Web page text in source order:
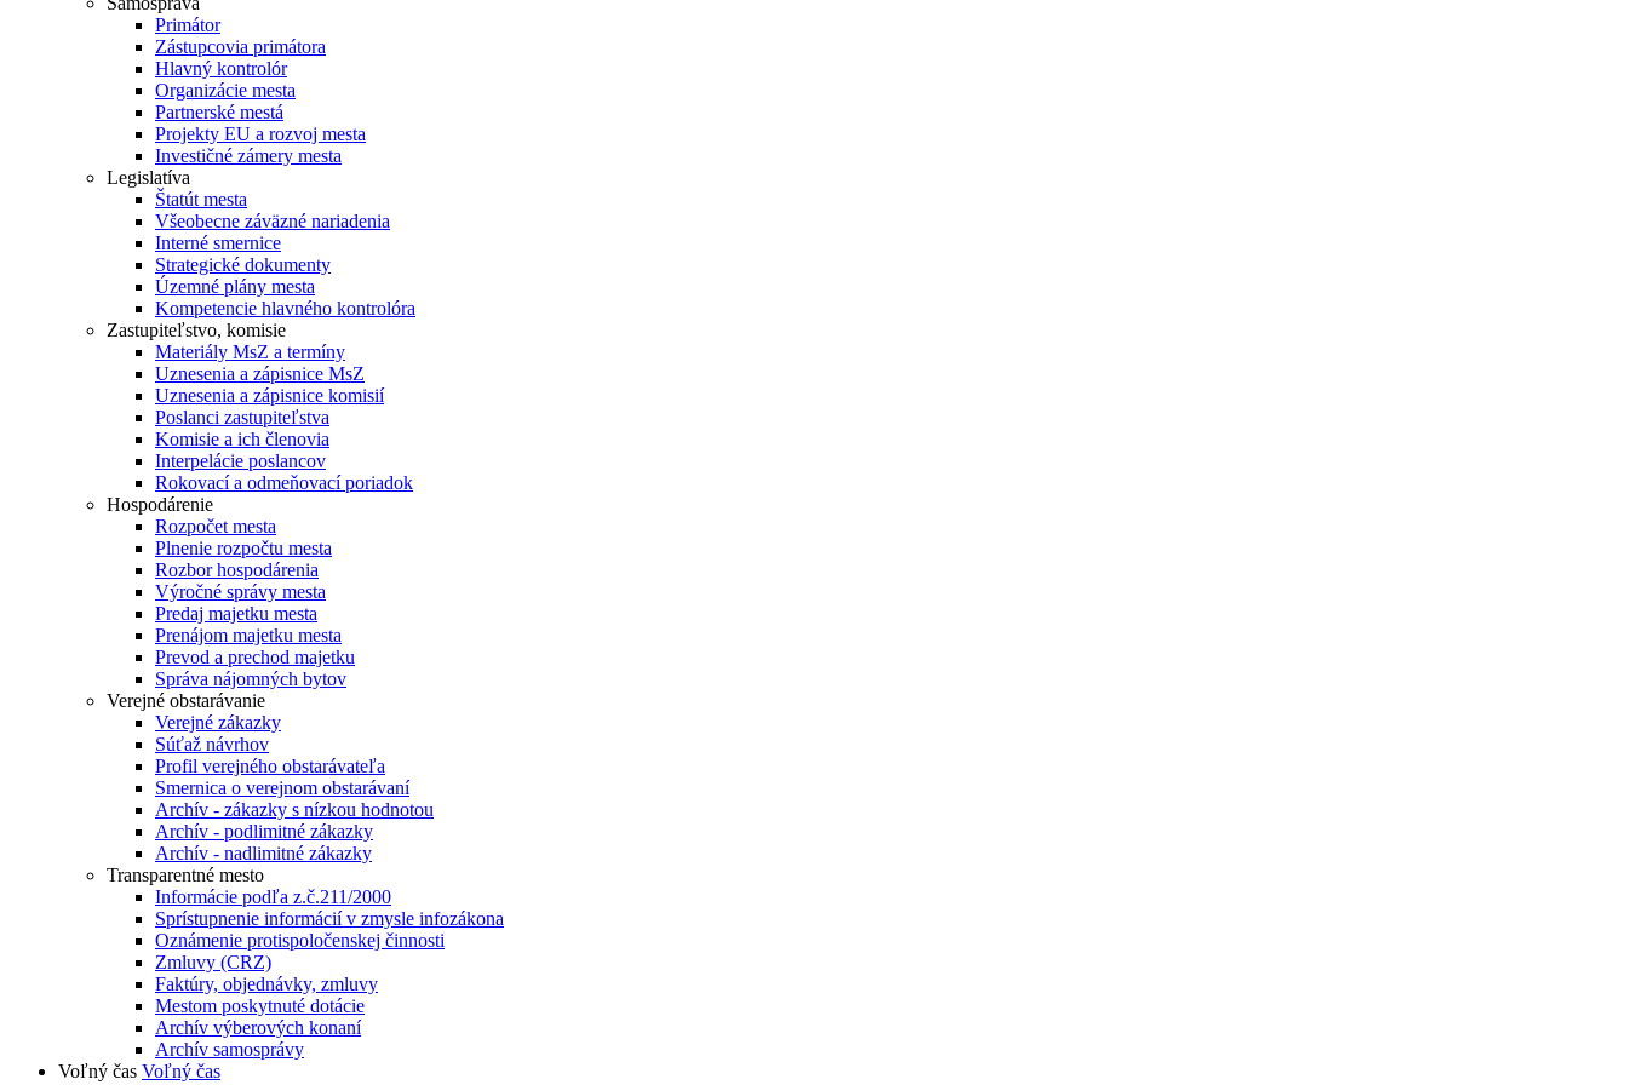
Primátor
Zástupcovia primátora
Hlavný kontrolór
Organizácie mesta
Partnerské mestá
Projekty EU a rozvoj mesta
Investičné zámery mesta
Legislatíva
Štatút mesta
Všeobecne záväzné nariadenia
Interné smernice
Strategické dokumenty
Územné plány mesta
Kompetencie hlavného kontrolóra
Zastupiteľstvo, komisie
Materiály MsZ a termíny
Uznesenia a zápisnice MsZ
Uznesenia a zápisnice komisií
Poslanci zastupiteľstva
Komisie a ich členovia
Interpelácie poslancov
Rokovací a odmeňovací poriadok
Hospodárenie
Rozpočet mesta
Plnenie rozpočtu mesta
Rozbor hospodárenia
Výročné správy mesta
Predaj majetku mesta
Prenájom majetku mesta
Prevod a prechod majetku
Správa nájomných bytov
Verejné obstarávanie
Verejné zákazky
Súťaž návrhov
Profil verejného obstarávateľa
Smernica o verejnom obstarávaní
Archív - zákazky s nízkou hodnotou
Archív - podlimitné zákazky
Archív - nadlimitné zákazky
Transparentné mesto
Informácie podľa z.č.211/2000
Sprístupnenie informácií v zmysle infozákona
Oznámenie protispoločenskej činnosti
Zmluvy (CRZ)
Faktúry, objednávky, zmluvy
Mestom poskytnuté dotácie
Archív výberových konaní
Archív samosprávy
Voľný čas Voľný čas